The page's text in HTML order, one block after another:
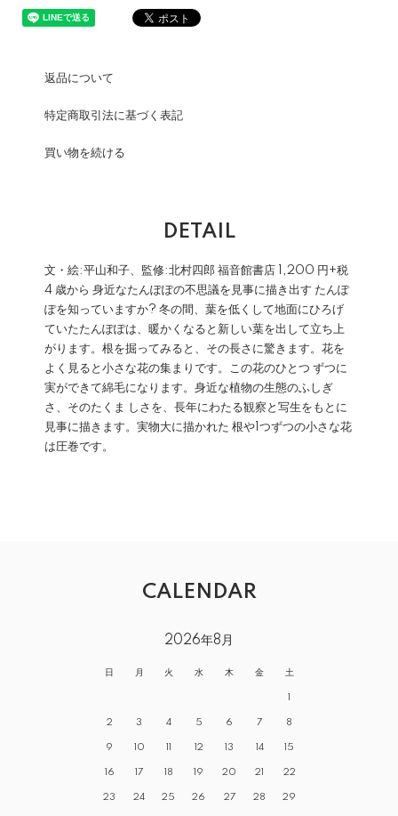
返品について
特定商取引法に基づく表記
買い物を続ける
DETAIL
文・絵:平山和子、監修:北村四郎 福音館書店 1,200 円+税
4 歳から 身近なたんぽぽの不思議を見事に描き出す たんぽ
ぽを知っていますか? 冬の間、葉を低くして地面にひろげ
ていたたんぽぽは、暖かくなると新しい葉を出して立ち上
がります。根を掘ってみると、その長さに驚きます。花を
よく見ると小さな花の集まりです。この花のひとつ ずつに
実ができて綿毛になります。身近な植物の生態のふしぎ
さ、そのたくま しさを、長年にわたる観察と写生をもとに
見事に描きます。実物大に描かれた 根や1つずつの小さな花
は圧巻です。
CALENDAR
2026年8月
日 月 火 水 木 金 土
1
2 3 4 5 6 7 8
9 10 11 12 13 14 15
16 17 18 19 20 21 22
23 24 25 26 27 28 29